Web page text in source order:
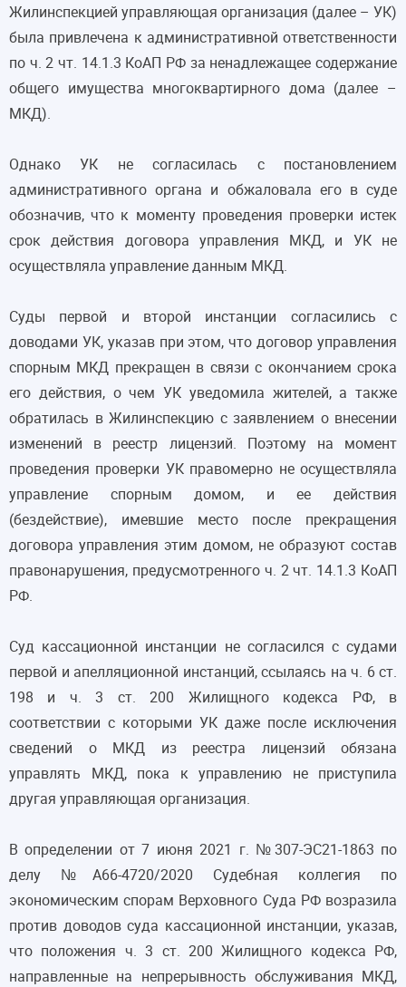
Жилинспекцией управляющая организация (далее – УК)
была привлечена к административной ответственности
по ч. 2 чт. 14.1.3 КоАП РФ за ненадлежащее содержание
общего имущества многоквартирного дома (далее –
МКД).
Однако УК не согласилась с постановлением
административного органа и обжаловала его в суде
обозначив, что к моменту проведения проверки истек
срок действия договора управления МКД, и УК не
осуществляла управление данным МКД.
Суды первой и второй инстанции согласились с
доводами УК, указав при этом, что договор управления
спорным МКД прекращен в связи с окончанием срока
его действия, о чем УК уведомила жителей, а также
обратилась в Жилинспекцию с заявлением о внесении
изменений в реестр лицензий. Поэтому на момент
проведения проверки УК правомерно не осуществляла
управление спорным домом, и ее действия
(бездействие), имевшие место после прекращения
договора управления этим домом, не образуют состав
правонарушения, предусмотренного ч. 2 чт. 14.1.3 КоАП
РФ.
Суд кассационной инстанции не согласился с судами
первой и апелляционной инстанций, ссылаясь на ч. 6 ст.
198 и ч. 3 ст. 200 Жилищного кодекса РФ, в
соответствии с которыми УК даже после исключения
сведений о МКД из реестра лицензий обязана
управлять МКД, пока к управлению не приступила
другая управляющая организация.
В определении от 7 июня 2021 г. №307-ЭС21-1863 по
делу №А66-4720/2020 Судебная коллегия по
экономическим спорам Верховного Суда РФ возразила
против доводов суда кассационной инстанции, указав,
что положения ч. 3 ст. 200 Жилищного кодекса РФ,
направленные на непрерывность обслуживания МКД,